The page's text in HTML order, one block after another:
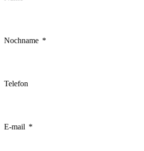
Nochname
Telefon
E-mail